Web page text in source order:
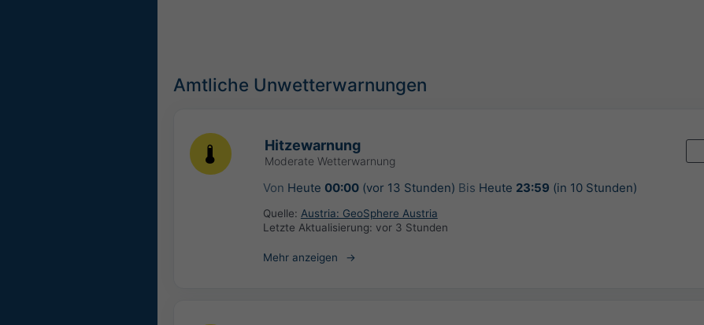
Amtliche Unwetterwarnungen
Hitzewarnung
Moderate Wetterwarnung
Von Heute 00:00(vor 13 Stunden) Bis Heute 23:59 (in 10 Stunden)
Quelle: Austria: GeoSphere Austria
Letzte Aktualisierung: vor 3 Stunden
Mehr anzeigen